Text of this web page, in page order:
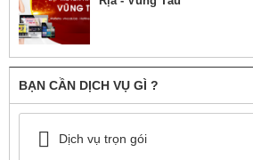
BẠN CẦN DỊCH VỤ GÌ ?
Dịch vụ trọn gói